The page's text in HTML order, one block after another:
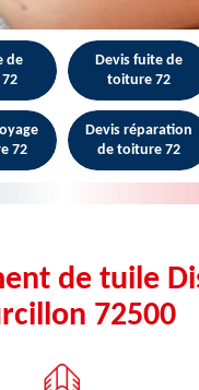
de
Devis fuite de
toiture 72
72
Devis réparation
de toiture 72
de tuile
72500